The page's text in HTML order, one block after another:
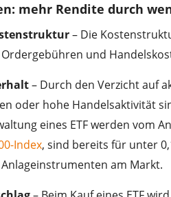
mehr Rendite durch
– Die
und
– Durch den Verzicht auf
oder hohe Handelsaktivität
eines ETF werden vom
Index, sind bereits für unter
am Markt.